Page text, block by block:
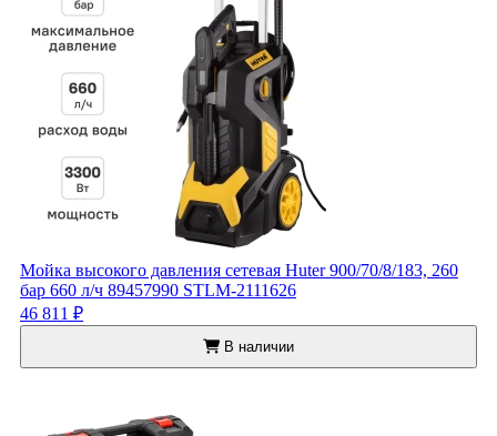
Мойка высокого давления сетевая Huter 900/70/8/183, 260
бар 660 л/ч 89457990 STLM-2111626
46 811 ₽
В наличии